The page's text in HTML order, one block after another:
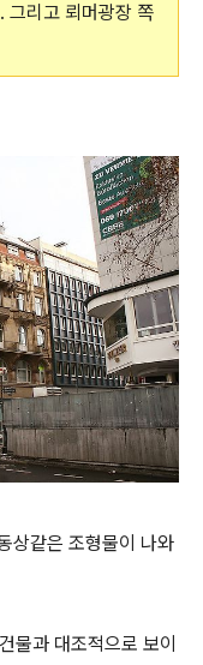
그리고 뢰머광장 쪽
상같은 조형물이 나와
물과 대조적으로 보이